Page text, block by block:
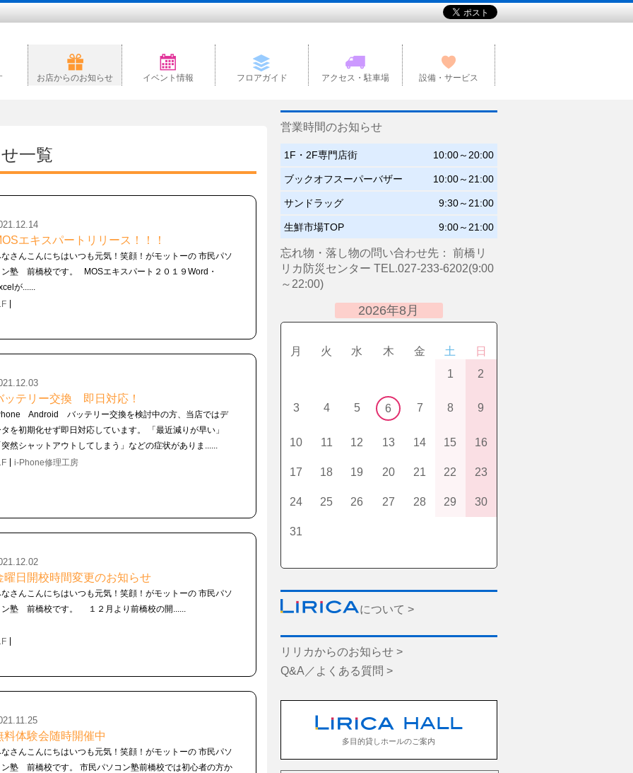
お店からのお知らせ イベント情報 フロアガイド アクセス・駐車場 設備・サービス
一覧
エキスパートリリース！！！
なさんこんにちはいつも元気！笑顔！がモットーの 市民パソ
ン塾 前橋校です。 MOSエキスパート２０１９Word・
が......
ッテリー交換 即日対応！
Android バッテリー交換を検討中の方、当店ではデ
タを初期化せず即日対応しています。 「最近減りが早い」
突然シャットアウトしてしまう」などの症状がありま......
i-Phone修理工房
曜日開校時間変更のお知らせ
なさんこんにちはいつも元気！笑顔！がモットーの 市民パソ
ン塾 前橋校です。 １２月より前橋校の開......
料体験会随時開催中
なさんこんにちはいつも元気！笑顔！がモットーの 市民パソ
ン塾 前橋校です。 市民パソコン塾前橋校では初心者の方か
営業時間のお知らせ
1F・2F専門店街 10:00～20:00
ブックオフスーパーバザー 10:00～21:00
サンドラッグ 9:30～21:00
生鮮市場TOP 9:00～21:00
忘れ物・落し物の問い合わせ先： 前橋リ
リカ防災センター TEL.027-233-6202(9:00
～22:00)
2026年8月
月 火 水 木 金 土
日
1
2
3 4 5 6 7 8 9
10 11 12 13 14 15 16
17 18 19 20 21 22 23
24 25 26 27 28 29 30
31
について >
リリカからのお知らせ >
Q&A／よくある質問 >
多目的貸しホールのご案内